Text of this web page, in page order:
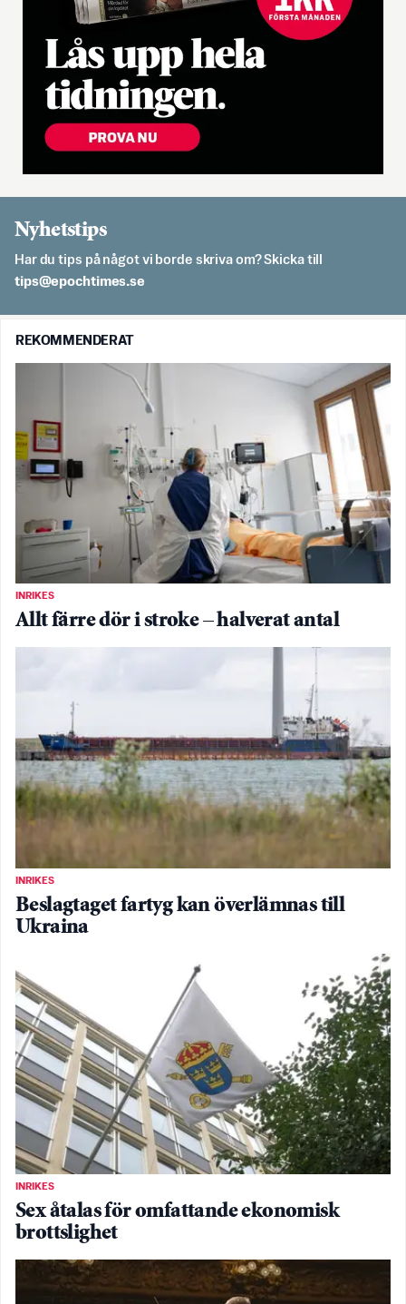
Nyhetstips
Har du tips på något vi borde skriva om? Skicka till
es.semithcope@spit
REKOMMENDERAT
INRIKES
Allt färre dör i stroke – halverat antal
INRIKES
Beslagtaget fartyg kan överlämnas till
Ukraina
INRIKES
Sex åtalas för omfattande ekonomisk
brottslighet